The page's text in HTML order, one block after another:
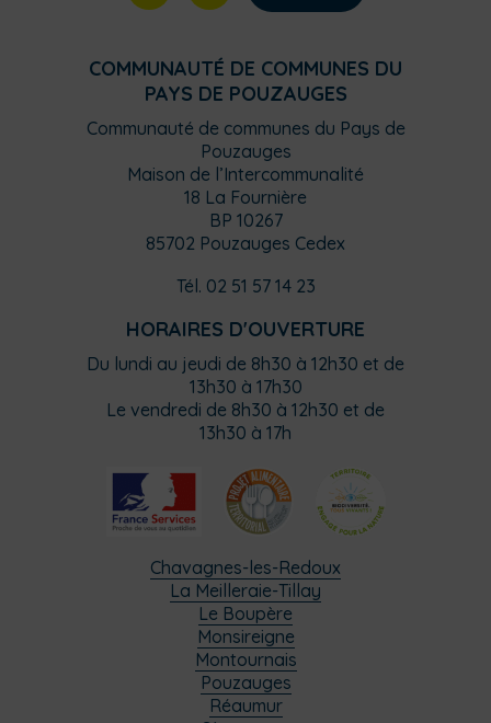
COMMUNAUTÉ DE COMMUNES DU
PAYS DE POUZAUGES
Communauté de communes du Pays de
Pouzauges
Maison de l’Intercommunalité
18 La Fournière
BP 10267
85702 Pouzauges Cedex
Tél. 02 51 57 14 23
HORAIRES D'OUVERTURE
Du lundi au jeudi de 8h30 à 12h30 et de
13h30 à 17h30
Le vendredi de 8h30 à 12h30 et de
13h30 à 17h
Chavagnes-les-Redoux
La Meilleraie-Tillay
Le Boupère
Monsireigne
Montournais
Pouzauges
Réaumur